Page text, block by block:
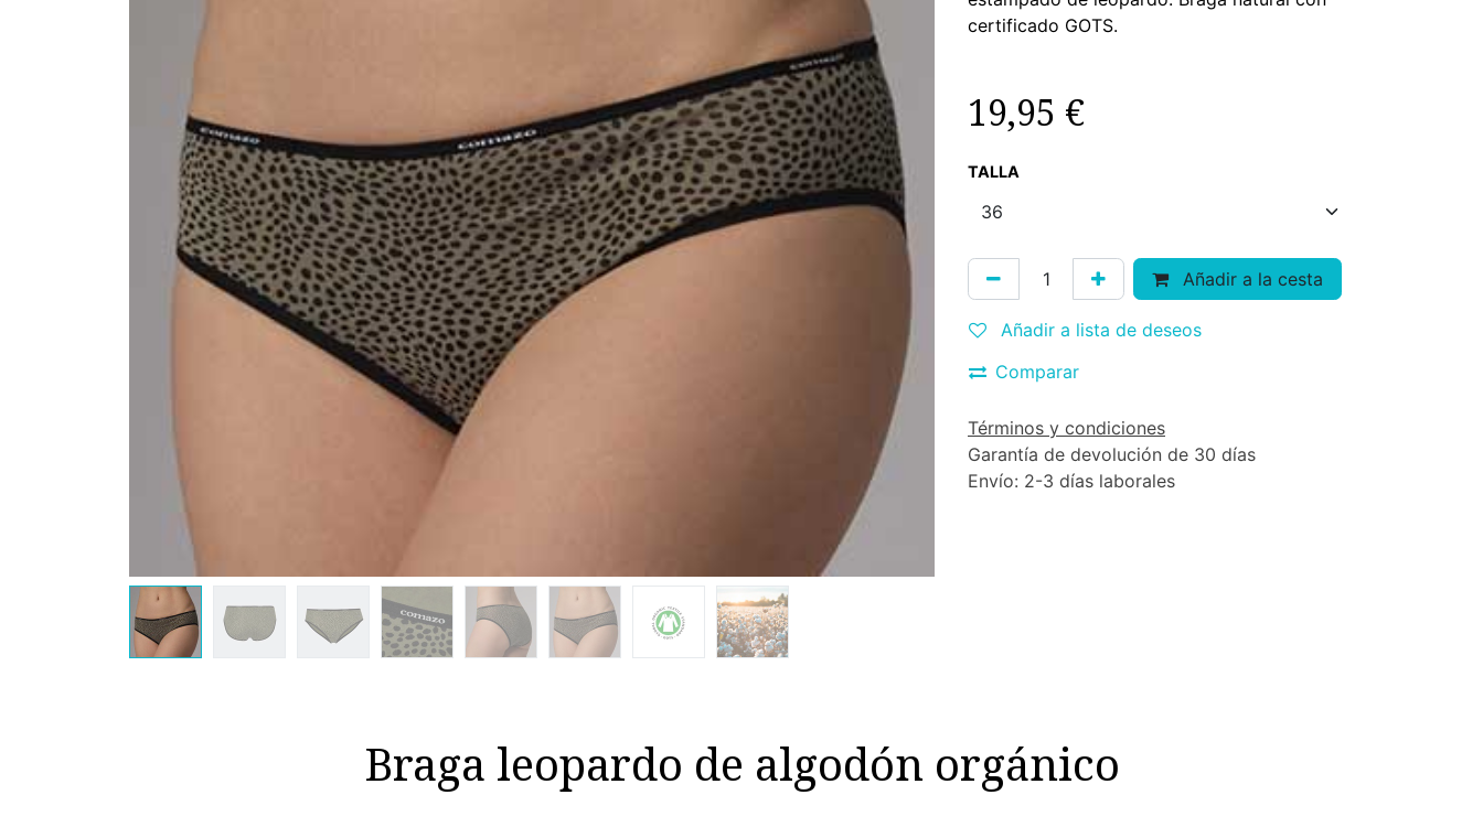
certificado GOTS.
19,95 €
TALLA
Añadir a la cesta
Añadir a lista de deseos
Comparar
Términos y condiciones
Garantía de devolución de 30 días
Envío: 2-3 días laborales
Braga leopardo de algodón orgánico